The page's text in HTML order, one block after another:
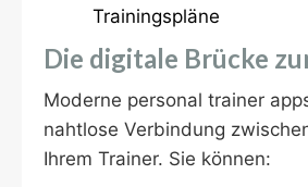
Trainingspläne
Die digitale Brücke
Moderne personal trainer
nahtlose Verbindung
Ihrem Trainer. Sie können: